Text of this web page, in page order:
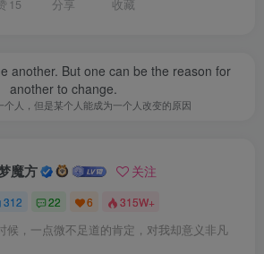
15 分享 收藏
another. But one can be the reason for
another to change.
个人，但是某个人能成为一个人改变的原因
魔方 关注
312 22 6 315W+
候，一点微不足道的肯定，对我却意义非凡